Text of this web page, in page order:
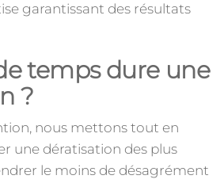
garantissant des résultats
temps dure une
?
nous mettons tout en
une dératisation des plus
le moins de désagrément